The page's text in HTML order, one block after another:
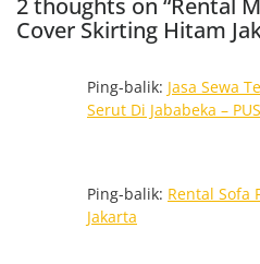
2 thoughts on “Rental
Cover Skirting Hitam
Ping-balik: Jasa Sewa
Serut Di Jababeka –
Ping-balik: Rental Sofa
Jakarta